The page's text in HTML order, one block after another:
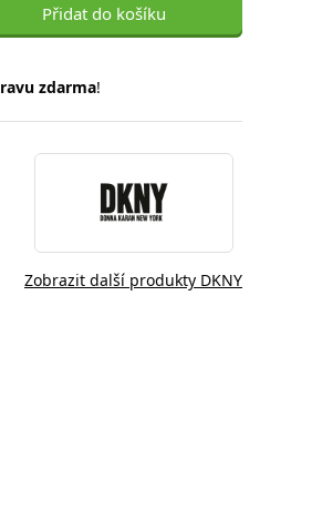
Přidat do košíku
zdarma!
Zobrazit další produkty DKNY